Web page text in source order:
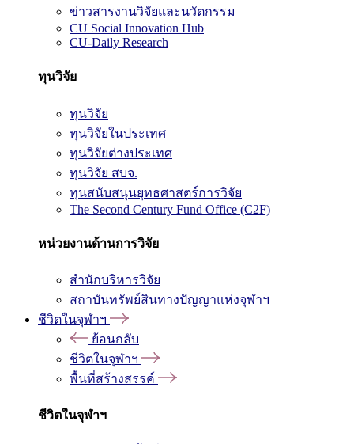
ข่าวสารงานวิจัยและนวัตกรรม
CU Social Innovation Hub
CU-Daily Research
ทุนวิจัย
ทุนวิจัย
ทุนวิจัยในประเทศ
ทุนวิจัยต่างประเทศ
ทุนวิจัย สบจ.
ทุนสนับสนุนยุทธศาสตร์การวิจัย
The Second Century Fund Office (C2F)
หน่วยงานด้านการวิจัย
สำนักบริหารวิจัย
สถาบันทรัพย์สินทางปัญญาแห่งจุฬาฯ
ชีวิตในจุฬาฯ
ย้อนกลับ
ชีวิตในจุฬาฯ
พื้นที่สร้างสรรค์
ชีวิตในจุฬาฯ